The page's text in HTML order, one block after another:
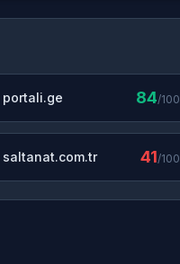
portali.ge 84/100
saltanat.com.tr 41/100